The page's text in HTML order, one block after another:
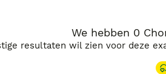
We hebben 0
resultaten wil zien voor deze